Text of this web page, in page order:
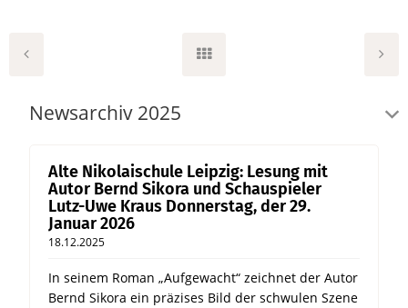
Newsarchiv 2025
Alte Nikolaischule Leipzig: Lesung mit
Autor Bernd Sikora und Schauspieler
Lutz-Uwe Kraus Donnerstag, der 29.
Januar 2026
18.12.2025
In seinem Roman „Aufgewacht“ zeichnet der Autor
Bernd Sikora ein präzises Bild der schwulen Szene